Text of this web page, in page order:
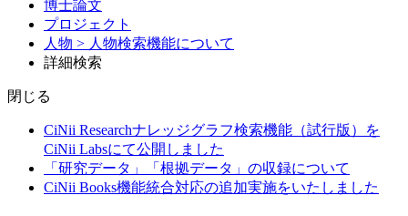
博士論文
プロジェクト
人物 > 人物検索機能について
詳細検索
閉じる
CiNii Researchナレッジグラフ検索機能（試行版）を
CiNii Labsにて公開しました
「研究データ」「根拠データ」の収録について
CiNii Books機能統合対応の追加実施をいたしました